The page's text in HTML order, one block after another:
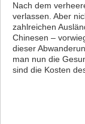
Nach dem
verlassen. Aber
zahlreichen
Chinesen –
dieser
man nun die
sind die Kosten